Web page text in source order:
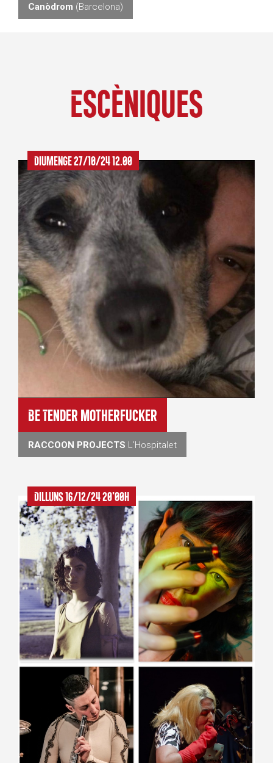
Canòdrom (Barcelona)
Escèniques
Diumenge 27/10/24 12.00
Be Tender Motherfucker
RACCOON PROJECTS L’Hospitalet
Dilluns 16/12/24 20'00h